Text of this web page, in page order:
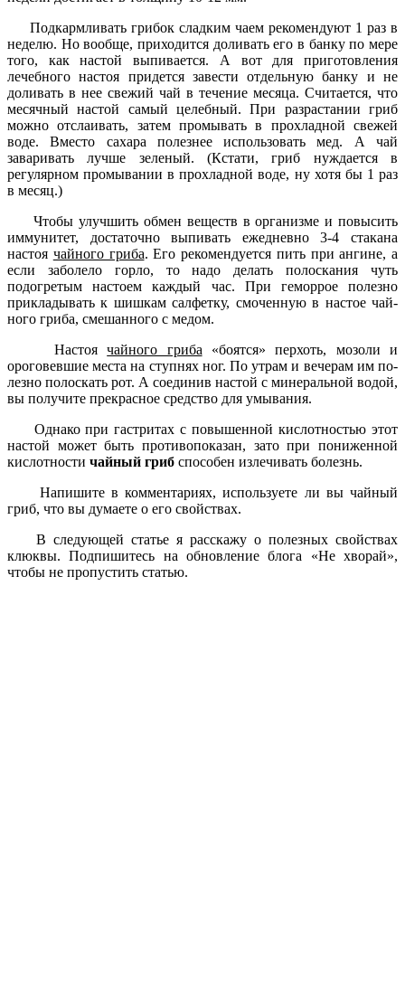
Подкармливать грибок сладким чаем рекомендуют 1 раз в
неделю. Но вооб­ще, приходится доливать его в банку по мере
того, как настой выпивается. А вот для приготовления
лечебного на­стоя придется завести отдельную банку и не
доливать в нее свежий чай в тече­ние месяца. Считается, что
месячный настой самый целебный. При разрастании гриб
можно отслаивать, затем про­мывать в прохладной свежей
воде. Вме­сто сахара полезнее использовать мед. А чай
заваривать лучше зеленый. (Кстати, гриб нуждается в
регулярном промыва­нии в прохладной воде, ну хотя бы 1 раз
в месяц.)
Чтобы улучшить обмен веществ в ор­ганизме и повысить
иммунитет, доста­точно выпивать ежедневно 3-4 стакана
настоя чайного гриба. Его рекоменду­ется пить при ангине, а
если заболело горло, то надо делать полоскания чуть
подогретым настоем каждый час. При геморрое полезно
прикладывать к шиш­кам салфетку, смоченную в настое чай­
ного гриба, смешанного с медом.
Настоячайного гриба «боятся» пер­хоть, мозоли и
ороговевшие места на ступнях ног. По утрам и вечерам им по­
лезно полоскать рот. А соединив настой с минеральной водой,
вы получите пре­красное средство для умывания.
Однако при гастритах с повышенной кислотностью этот
настой может быть противопоказан, зато при пониженной
кислотности чайный гриб способен излечивать болезнь.
Напишите в комментариях, используете ли вы чайный
гриб, что вы думаете о его свойствах.
В следующей статье я расскажу о полезных свойствах
клюквы. Подпишитесь на обновление блога «Не хворай»,
чтобы не пропустить статью.